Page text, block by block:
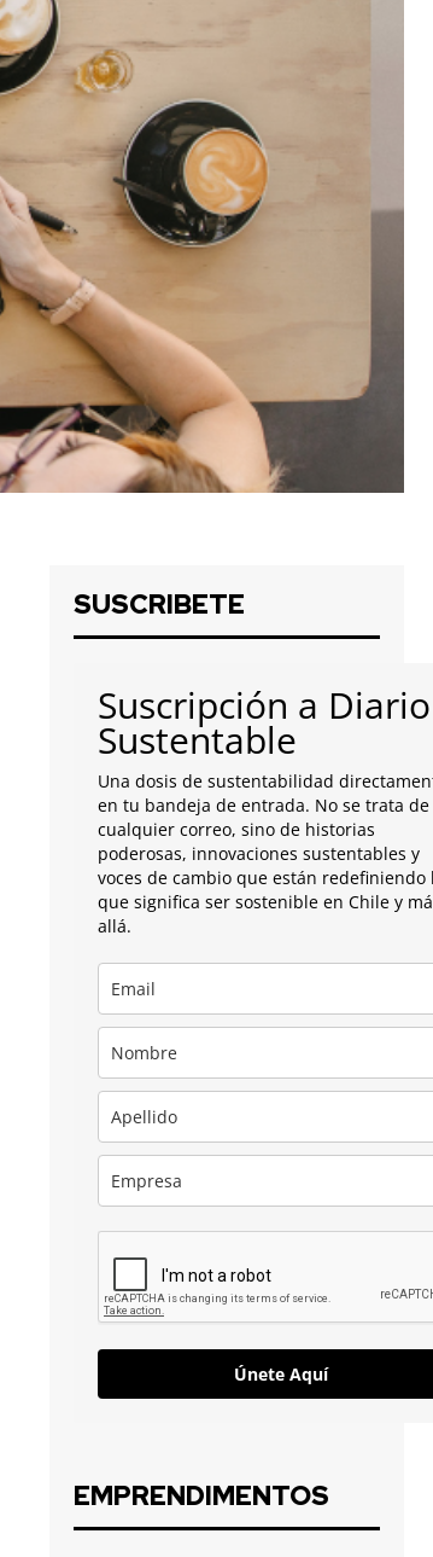
SUSCRIBETE
Suscripción a Diario
Sustentable
Una dosis de sustentabilidad
en tu bandeja de entrada. No se trata de
cualquier correo, sino de historias
poderosas, innovaciones sustentables y
voces de cambio que están redefiniendo
que significa ser sostenible en Chile y
allá.
Únete Aquí
EMPRENDIMENTOS